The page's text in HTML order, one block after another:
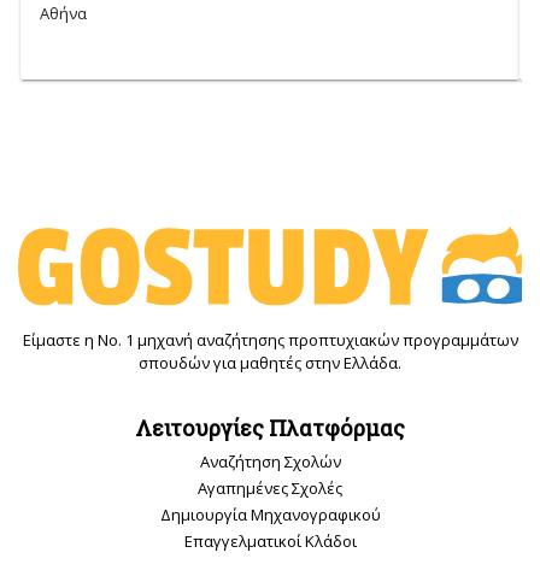
Αθήνα
Είμαστε η Νο. 1 μηχανή αναζήτησης προπτυχιακών προγραμμάτων
σπουδών για μαθητές στην Ελλάδα.
Λειτουργίες Πλατφόρμας
Αναζήτηση Σχολών
Αγαπημένες Σχολές
Δημιουργία Μηχανογραφικού
Επαγγελματικοί Κλάδοι